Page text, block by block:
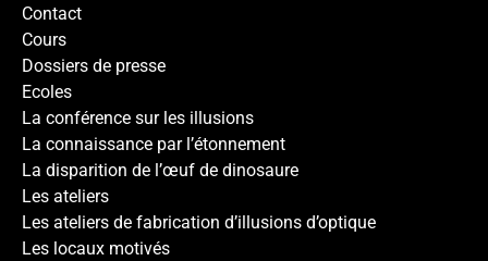
Contact
Cours
Dossiers de presse
Ecoles
La conférence sur les illusions
La connaissance par l’étonnement
La disparition de l’œuf de dinosaure
Les ateliers
Les ateliers de fabrication d’illusions d’optique
Les locaux motivés